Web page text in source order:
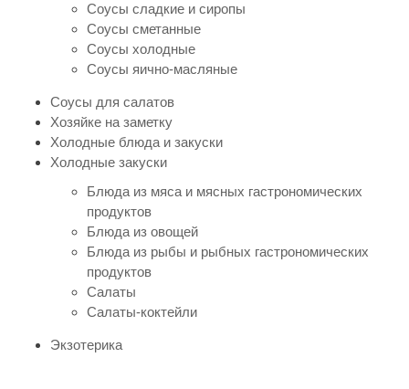
Соусы сладкие и сиропы
Соусы сметанные
Соусы холодные
Соусы яично-масляные
Соусы для салатов
Хозяйке на заметку
Холодные блюда и закуски
Холодные закуски
Блюда из мяса и мясных гастрономических
продуктов
Блюда из овощей
Блюда из рыбы и рыбных гастрономических
продуктов
Салаты
Салаты-коктейли
Экзотерика